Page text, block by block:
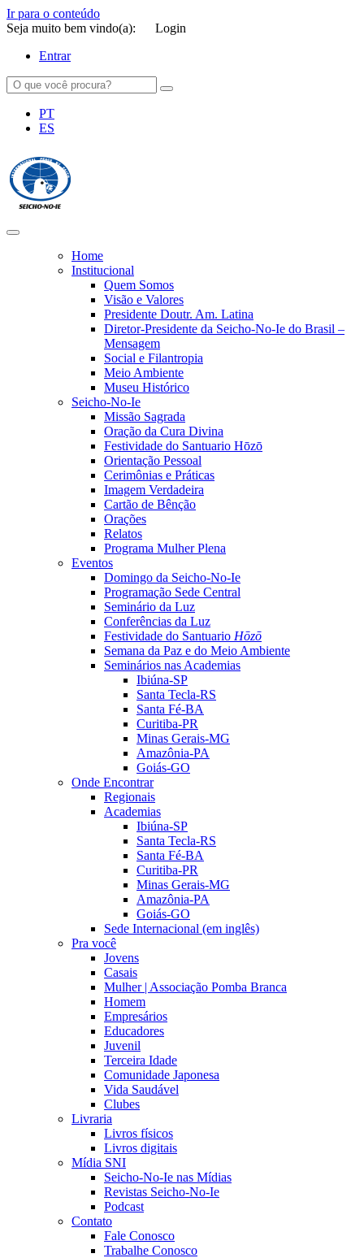
Ir para o conteúdo
Seja muito bem vindo(a):
Login
Entrar
PT
ES
Home
Institucional
Quem Somos
Visão e Valores
Presidente Doutr. Am. Latina
Diretor-Presidente da Seicho-No-Ie do Brasil –
Mensagem
Social e Filantropia
Meio Ambiente
Museu Histórico
Seicho-No-Ie
Missão Sagrada
Oração da Cura Divina
Festividade do Santuario Hōzō
Orientação Pessoal
Cerimônias e Práticas
Imagem Verdadeira
Cartão de Bênção
Orações
Relatos
Programa Mulher Plena
Eventos
Domingo da Seicho-No-Ie
Programação Sede Central
Seminário da Luz
Conferências da Luz
Festividade do Santuario Hōzō
Semana da Paz e do Meio Ambiente
Seminários nas Academias
Ibiúna-SP
Santa Tecla-RS
Santa Fé-BA
Curitiba-PR
Minas Gerais-MG
Amazônia-PA
Goiás-GO
Onde Encontrar
Regionais
Academias
Ibiúna-SP
Santa Tecla-RS
Santa Fé-BA
Curitiba-PR
Minas Gerais-MG
Amazônia-PA
Goiás-GO
Sede Internacional (em inglês)
Pra você
Jovens
Casais
Mulher | Associação Pomba Branca
Homem
Empresários
Educadores
Juvenil
Terceira Idade
Comunidade Japonesa
Vida Saudável
Clubes
Livraria
Livros físicos
Livros digitais
Mídia SNI
Seicho-No-Ie nas Mídias
Revistas Seicho-No-Ie
Podcast
Contato
Fale Conosco
Trabalhe Conosco